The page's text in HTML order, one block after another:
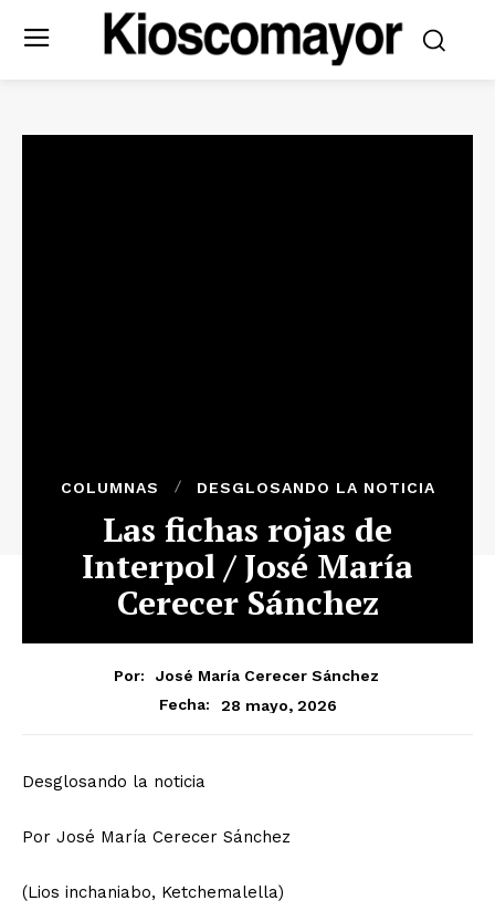
COLUMNAS DESGLOSANDO LA NOTICIA
Las fichas rojas de
Interpol / José María
Cerecer Sánchez
Por:
José María Cerecer Sánchez
Fecha:
28 mayo, 2026
Desglosando la noticia
Por José María Cerecer Sánchez
(Lios inchaniabo, Ketchemalella)